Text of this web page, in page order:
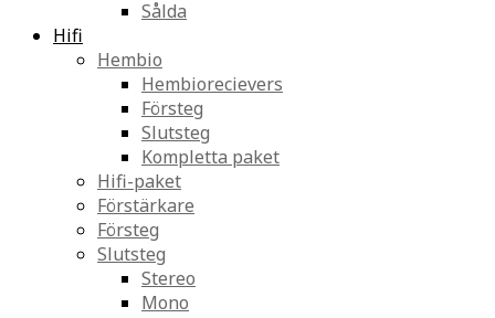
Sålda
Hifi
Hembio
Hembiorecievers
Försteg
Slutsteg
Kompletta paket
Hifi-paket
Förstärkare
Försteg
Slutsteg
Stereo
Mono